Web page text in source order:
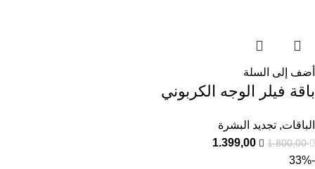
أضف إلى السلة
باقة فيلر الوجه الكربوني
الباقات, تجديد البشرة
1.800,00
1.399,00
-33%